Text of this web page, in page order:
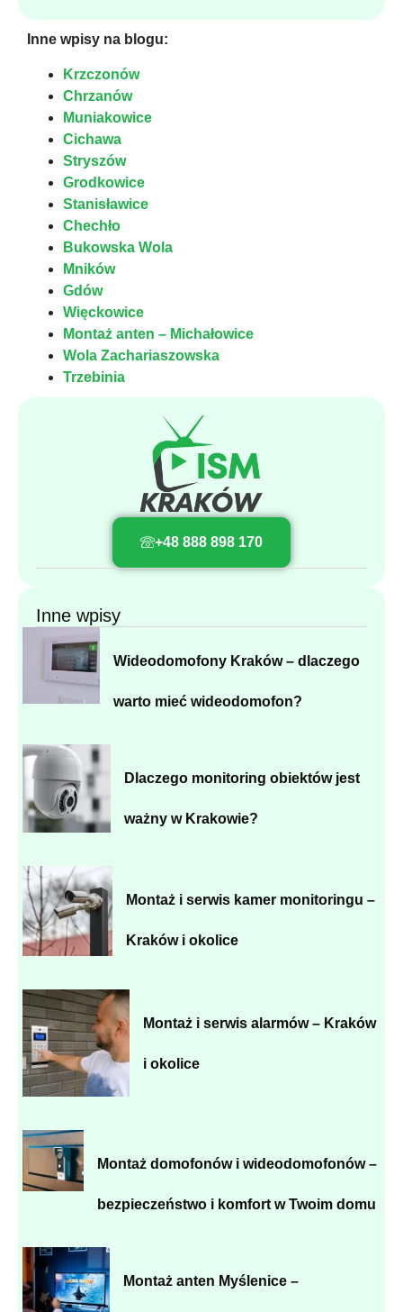
Inne wpisy na blogu:
Krzczonów
Chrzanów
Muniakowice
Cichawa
Stryszów
Grodkowice
Stanisławice
Chechło
Bukowska Wola
Mników
Gdów
Więckowice
Montaż anten – Michałowice
Wola Zachariaszowska
Trzebinia
+48 888 898 170
Inne wpisy
Wideodomofony Kraków – dlaczego
warto mieć wideodomofon?
Dlaczego monitoring obiektów jest
ważny w Krakowie?
Montaż i serwis kamer monitoringu –
Kraków i okolice
Montaż i serwis alarmów – Kraków
i okolice
Montaż domofonów i wideodomofonów –
bezpieczeństwo i komfort w Twoim domu
Montaż anten Myślenice –